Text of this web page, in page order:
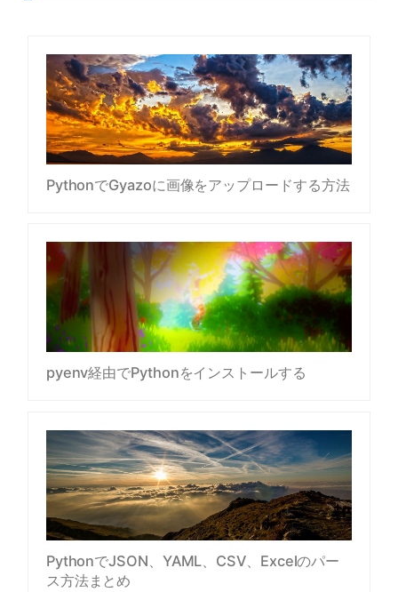
PythonでGyazoに画像をアップロードする方法
pyenv経由でPythonをインストールする
PythonでJSON、YAML、CSV、Excelのパー
ス方法まとめ